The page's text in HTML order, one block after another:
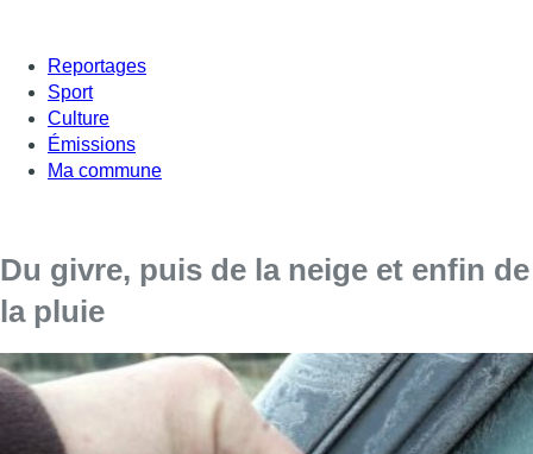
Reportages
Sport
Culture
Émissions
Ma commune
Du givre, puis de la neige et enfin de
la pluie